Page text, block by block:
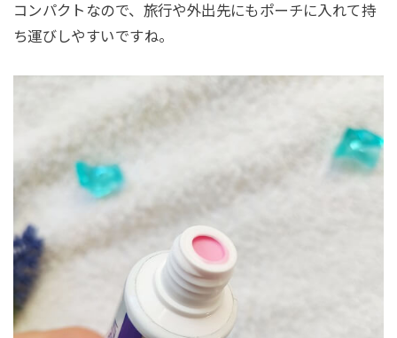
コンパクトなので、旅行や外出先にもポーチに入れて持
ち運びしやすいですね。